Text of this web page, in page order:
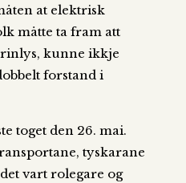
at elektrisk
måtte ta fram att
kunne ikkje
forstand i
toget den 26. mai.
tyskarane
vart rolegare og